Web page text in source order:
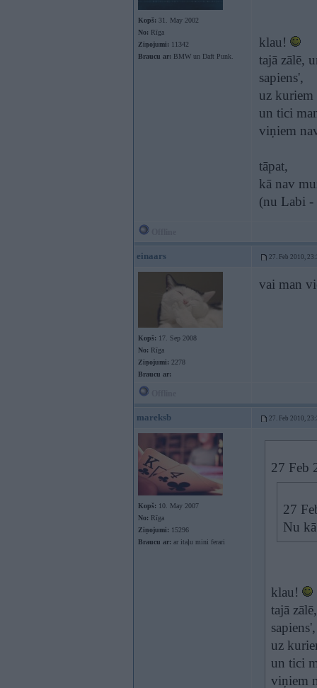
Kopš: 31. May 2002
No: Rīga
Ziņojumi: 11342
Braucu ar: BMW un Daft Punk.
klau!
tajā zālē,
sapiens',
uz kuriem
un tici
viņiem
tāpat,
kā nav
(nu Labi
einaars 27. Feb 2010,
Kopš: 17. Sep 2008
No: Rīga
Ziņojumi: 2278
Braucu ar:
vai man
mareksb 27. Feb 2010,
Kopš: 10. May 2007
No: Rīga
Ziņojumi: 15296
Braucu ar: ar itaļu mini ferari
27 Feb
27
Nu
klau!
tajā
sapiens',
uz
un tici
viņiem